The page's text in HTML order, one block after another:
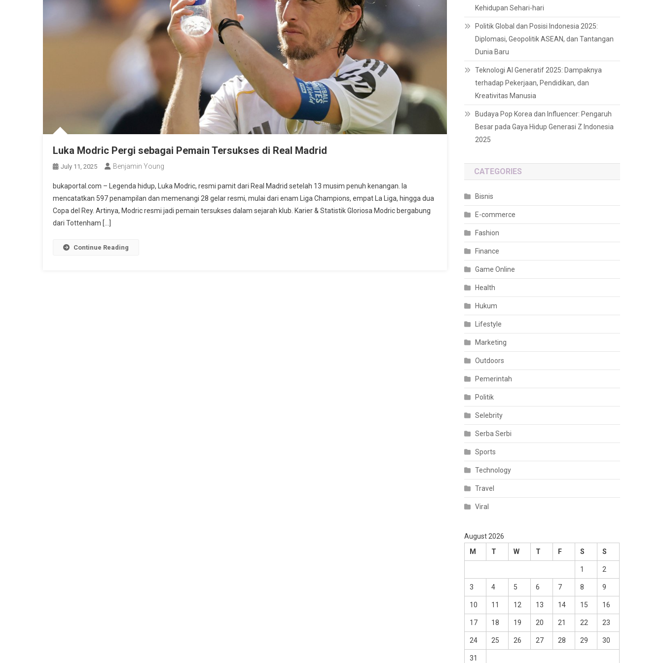
Luka Modric Pergi sebagai Pemain Tersukses di Real Madrid
July 11, 2025 Benjamin Young
bukaportal.com – Legenda hidup, Luka Modric, resmi pamit dari Real Madrid setelah 13 musim penuh kenangan. Ia
mencatatkan 597 penampilan dan memenangi 28 gelar resmi, mulai dari enam Liga Champions, empat La Liga, hingga dua
Copa del Rey. Artinya, Modric resmi jadi pemain tersukses dalam sejarah klub. Karier & Statistik Gloriosa Modric bergabung
dari Tottenham […]
Continue Reading
Kehidupan Sehari-hari
Politik Global dan Posisi Indonesia 2025:
Diplomasi, Geopolitik ASEAN, dan Tantangan
Dunia Baru
Teknologi AI Generatif 2025: Dampaknya
terhadap Pekerjaan, Pendidikan, dan
Kreativitas Manusia
Budaya Pop Korea dan Influencer: Pengaruh
Besar pada Gaya Hidup Generasi Z Indonesia
2025
CATEGORIES
Bisnis
E-commerce
Fashion
Finance
Game Online
Health
Hukum
Lifestyle
Marketing
Outdoors
Pemerintah
Politik
Selebrity
Serba Serbi
Sports
Technology
Travel
Viral
August 2026
M
T W T F S S
1 2
3 4 5 6 7 8 9
10 11 12 13 14 15 16
17 18 19 20 21 22 23
24 25 26 27 28 29 30
31